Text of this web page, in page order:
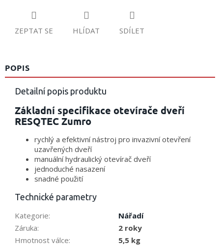
ZEPTAT SE HLÍDAT SDÍLET
POPIS
Detailní popis produktu
Základní specifikace otevírače dveří
RESQTEC Zumro
rychlý a efektivní nástroj pro invazivní otevření
uzavřených dveří
manuální hydraulický otevírač dveří
jednoduché nasazení
snadné použití
Technické parametry
Kategorie:
Nářadí
Záruka:
2 roky
Hmotnost válce:
5,5 kg